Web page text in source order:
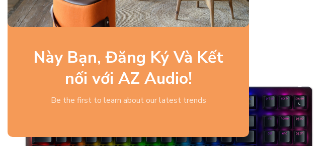
Này Bạn, Đăng Ký Và Kết
nối với AZ Audio!
Be the first to learn about our latest trends